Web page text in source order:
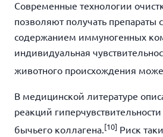
Современные технологии
позволяют получать
содержанием иммуногенных
индивидуальная
животного происхождения
В медицинской литературе
реакций
бычьего коллагена.[10] Риск